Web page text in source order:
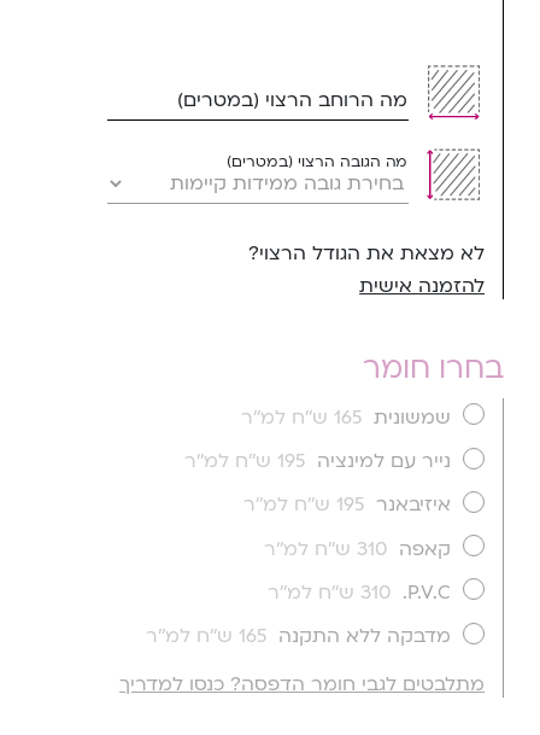
מה הרוחב הרצוי (במטרים)
מה הגובה הרצוי (במטרים)
לא מצאת את הגודל הרצוי?
להזמנה אישית
בחרו חומר
שמשונית 165 ש''ח למ''ר
נייר עם למינציה 195 ש''ח למ''ר
איזיבאנר 195 ש''ח למ''ר
קאפה 310 ש''ח למ''ר
P.V.C.
310 ש''ח למ''ר
מדבקה ללא התקנה 165 ש''ח למ''ר
מתלבטים לגבי חומר הדפסה? כנסו למדריך